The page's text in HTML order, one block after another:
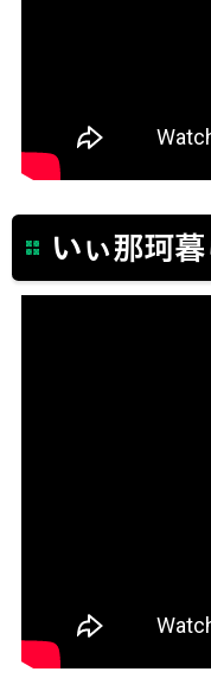
いぃ那珂